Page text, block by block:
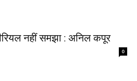
नहीं समझा : अनिल कपूर
0